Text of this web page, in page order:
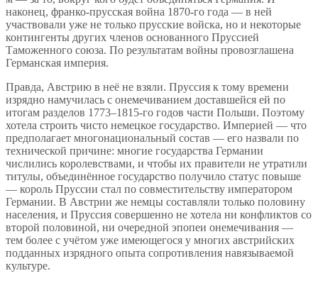
наконец, франко-прусская война 1870-го года — в ней
участвовали уже не только прусские войска, но и некоторые
контингенты других членов основанного Пруссией
Таможенного союза. По результатам войны провозглашена
Германская империя.
Правда, Австрию в неё не взяли. Пруссия к тому времени
изрядно намучилась с онемечиванием доставшейся ей по
итогам разделов 1773–1815-го годов части Польши. Поэтому
хотела строить чисто немецкое государство. Империей — что
предполагает многонациональный состав — его назвали по
технической причине: многие государства Германии
числились королевствами, и чтобы их правители не утратили
титулы, объединённое государство получило статус повыше
— король Пруссии стал по совместительству императором
Германии. В Австрии же немцы составляли только половину
населения, и Пруссия совершенно не хотела ни конфликтов со
второй половиной, ни очередной эпопеи онемечивания —
тем более с учётом уже имеющегося у многих австрийских
подданных изрядного опыта сопротивления навязываемой
культуре.